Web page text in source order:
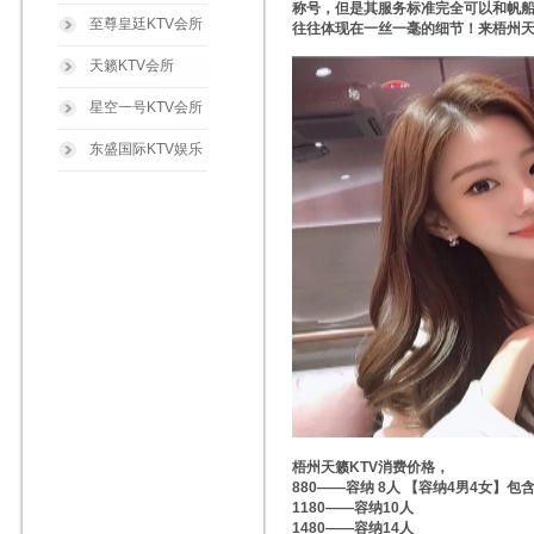
至尊皇廷KTV会所
天籁KTV会所
星空一号KTV会所
东盛国际KTV娱乐
称号，但是其服务标准完全可以和帆
往往体现在一丝一毫的细节！来梧州
梧州天籁KTV消费价格，
880——容纳 8人 【容纳4男4女】包
1180——容纳10人
1480——容纳14人